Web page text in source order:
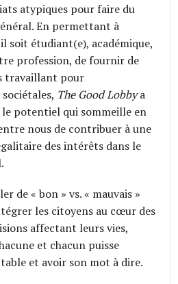
atypiques pour faire du
En permettant à
soit étudiant(e), académique,
profession, de fournir de
travaillant pour
The Good Lobbya
potentiel qui sommeille en
nous de contribuer à une
des intérêts dans le
de « bon » vs. « mauvais »
les citoyens au cœur des
affectant leurs vies,
et chacun puisse
et avoir son mot à dire.